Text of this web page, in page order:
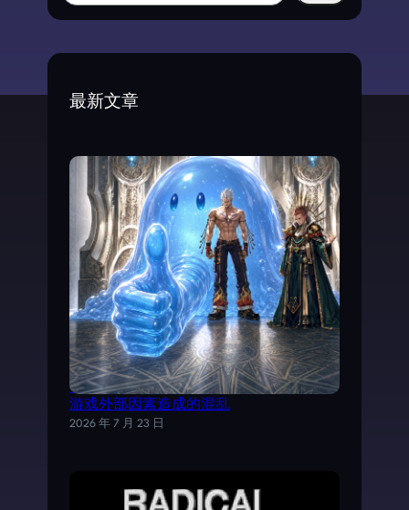
字
美
的
一
》
赏
析
最新文章
试以AI分析《魔力宝贝》日文剧情，理清
游戏外部因素造成的混乱
2026 年 7 月 23 日